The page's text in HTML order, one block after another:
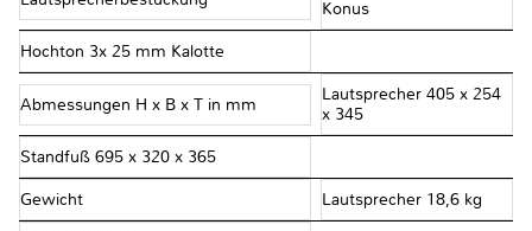
Konus
Hochton 3x 25 mm Kalotte
Abmessungen H x B x T in mm
Lautsprecher 405 x 254
x 345
Standfuß 695 x 320 x 365
Gewicht Lautsprecher 18,6 kg